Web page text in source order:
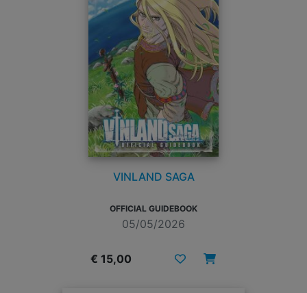
VINLAND SAGA
OFFICIAL GUIDEBOOK
05/05/2026
€ 15,00